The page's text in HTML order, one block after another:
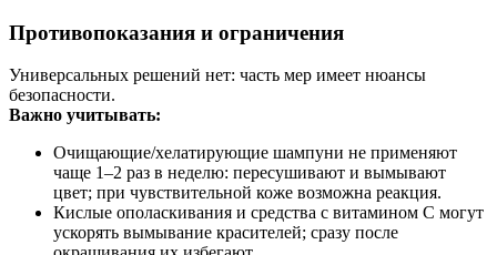
Противопоказания и ограничения
Универсальных решений нет: часть мер имеет нюансы
безопасности.
Важно учитывать:
Очищающие/хелатирующие шампуни не применяют
чаще 1–2 раз в неделю: пересушивают и вымывают
цвет; при чувствительной коже возможна реакция.
Кислые ополаскивания и средства с витамином C могут
ускорять вымывание красителей; сразу после